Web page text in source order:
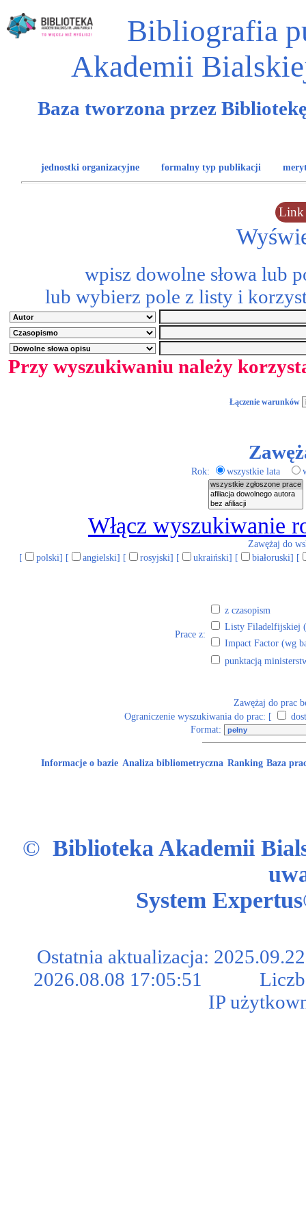
Bibliografia
Akademii
Baza tworzona przez
jednostki organizacyjne formalny typ publikacji
Link
wpisz dowolne słowa lub
lub wybierz pole z listy i
Przy wyszukiwaniu należy
Łączenie warunków
Rok: wszystkie lata
Włącz wyszukiwanie
Zawężaj do
[
polski] [ angielski] [ rosyjski] [ ukraiński] [ białoruski] [
Prace z:
z czasopism
Listy Filadelfijskiej
Impact Factor (wg
punktacją
Zawężaj do prac
Ograniczenie wyszukiwania do prac: [
Format:
Informacje o bazie Analiza bibliometryczna Ranking Baza
© Biblioteka Akademii
System
Ostatnia aktualizacja:
2026.08.08 17:05:51 Liczba
IP